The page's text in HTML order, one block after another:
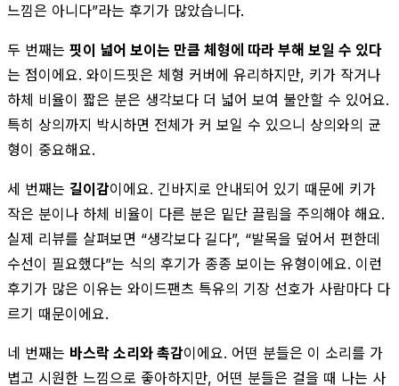
느낌은 아니다”라는 후기가 많았습니다.
두 번째는 핏이 넓어 보이는 만큼 체형에 따라 부해 보일 수 있다
는 점이에요. 와이드핏은 체형 커버에 유리하지만, 키가 작거나
하체 비율이 짧은 분은 생각보다 더 넓어 보여 불안할 수 있어요.
특히 상의까지 박시하면 전체가 커 보일 수 있으니 상의와의 균
형이 중요해요.
세 번째는 길이감이에요. 긴바지로 안내되어 있기 때문에 키가
작은 분이나 하체 비율이 다른 분은 밑단 끌림을 주의해야 해요.
실제 리뷰를 살펴보면 “생각보다 길다”, “발목을 덮어서 편한데
수선이 필요했다”는 식의 후기가 종종 보이는 유형이에요. 이런
후기가 많은 이유는 와이드팬츠 특유의 기장 선호가 사람마다 다
르기 때문이에요.
네 번째는 바스락 소리와 촉감이에요. 어떤 분들은 이 소리를 가
볍고 시원한 느낌으로 좋아하지만, 어떤 분들은 걸을 때 나는 사